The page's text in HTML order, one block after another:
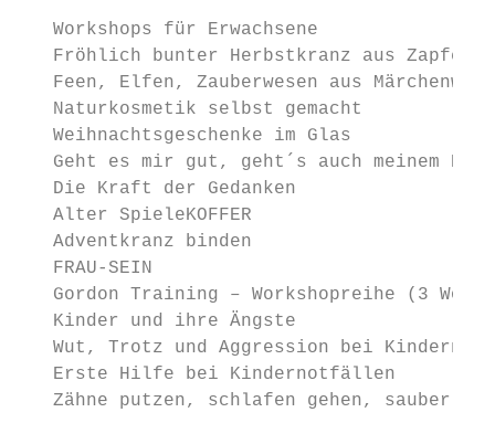
   Workshops für Erwachsene
Fröhlich bunter Herbstkranz aus Zapfen
Feen, Elfen, Zauberwesen aus
Naturkosmetik selbst gemacht
Weihnachtsgeschenke im Glas
Geht es mir gut, geht´s auch meinem
Die Kraft der Gedanken
Alter SpieleKOFFER
Adventkranz binden
FRAU-SEIN
Gordon Training – Workshopreihe (3
Kinder und ihre Ängste
Wut, Trotz und Aggression bei Kindern
Erste Hilfe bei Kindernotfällen
Zähne putzen, schlafen gehen, sauber